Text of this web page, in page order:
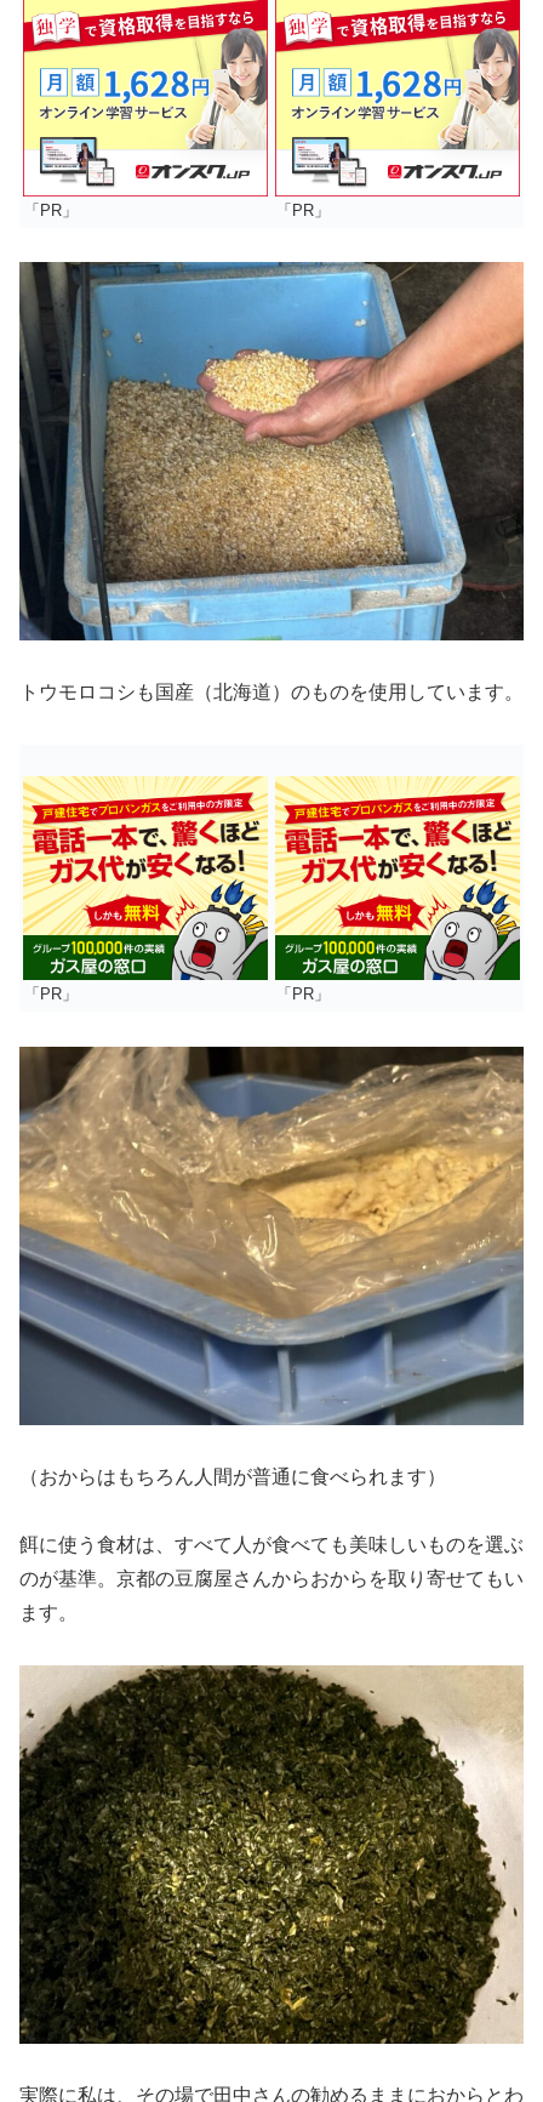
「PR」 「PR」
トウモロコシも国産（北海道）のものを使用しています。
「PR」 「PR」
（おからはもちろん人間が普通に食べられます）
餌に使う食材は、すべて人が食べても美味しいものを選ぶ
のが基準。京都の豆腐屋さんからおからを取り寄せてもい
ます。
実際に私は、その場で田中さんの勧めるままにおからとわ